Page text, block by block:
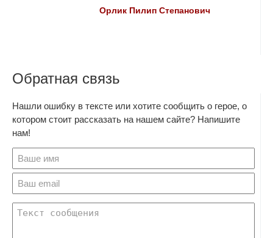
Орлик Пилип Степанович
Обратная связь
Нашли ошибку в тексте или хотите сообщить о герое, о
котором стоит рассказать на нашем сайте? Напишите
нам!